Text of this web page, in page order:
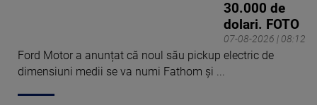
07-08-2026 | 08:12
30.000 de
dolari. FOTO
Ford Motor a anunțat că noul său pickup electric de
dimensiuni medii se va numi Fathom și ...